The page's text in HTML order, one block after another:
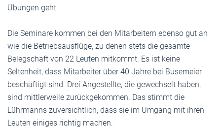
Übungen geht.
Die Seminare kommen bei den Mitarbeitern ebenso gut an
wie die Betriebsausflüge, zu denen stets die gesamte
Belegschaft von 22 Leuten mitkommt. Es ist keine
Seltenheit, dass Mitarbeiter über 40 Jahre bei Busemeier
beschäftigt sind. Drei Angestellte, die gewechselt haben,
sind mittlerweile zurückgekommen. Das stimmt die
Lührmanns zuversichtlich, dass sie im Umgang mit ihren
Leuten einiges richtig machen.